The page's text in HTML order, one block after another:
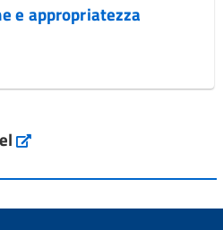
e appropriatezza